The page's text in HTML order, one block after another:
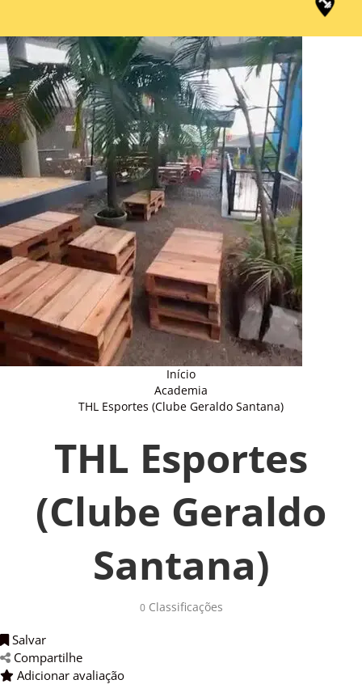
Início
Academia
THL Esportes (Clube Geraldo Santana)
THL Esportes
(Clube Geraldo
Santana)
0Classificações
Salvar
Compartilhe
Adicionar avaliação